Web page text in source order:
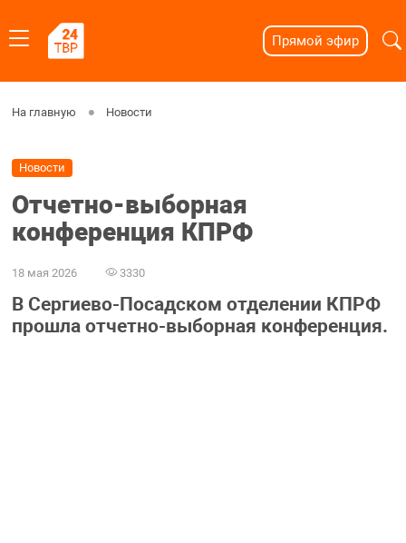
Прямой эфир
На главную Новости
Новости
Отчетно-выборная
конференция КПРФ
18 мая 2026 3330
В Сергиево-Посадском отделении КПРФ
прошла отчетно-выборная конференция.